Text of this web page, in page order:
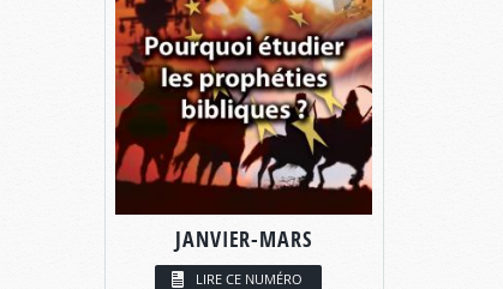
JANVIER-MARS
LIRE CE NUMÉRO